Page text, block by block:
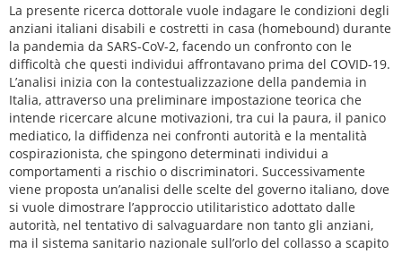
La presente ricerca dottorale vuole indagare le condizioni degli
anziani italiani disabili e costretti in casa (homebound) durante
la pandemia da SARS-CoV-2, facendo un confronto con le
difficoltà che questi individui affrontavano prima del COVID-19.
L’analisi inizia con la contestualizzazione della pandemia in
Italia, attraverso una preliminare impostazione teorica che
intende ricercare alcune motivazioni, tra cui la paura, il panico
mediatico, la diffidenza nei confronti autorità e la mentalità
cospirazionista, che spingono determinati individui a
comportamenti a rischio o discriminatori. Successivamente
viene proposta un’analisi delle scelte del governo italiano, dove
si vuole dimostrare l’approccio utilitaristico adottato dalle
autorità, nel tentativo di salvaguardare non tanto gli anziani,
ma il sistema sanitario nazionale sull’orlo del collasso a scapito